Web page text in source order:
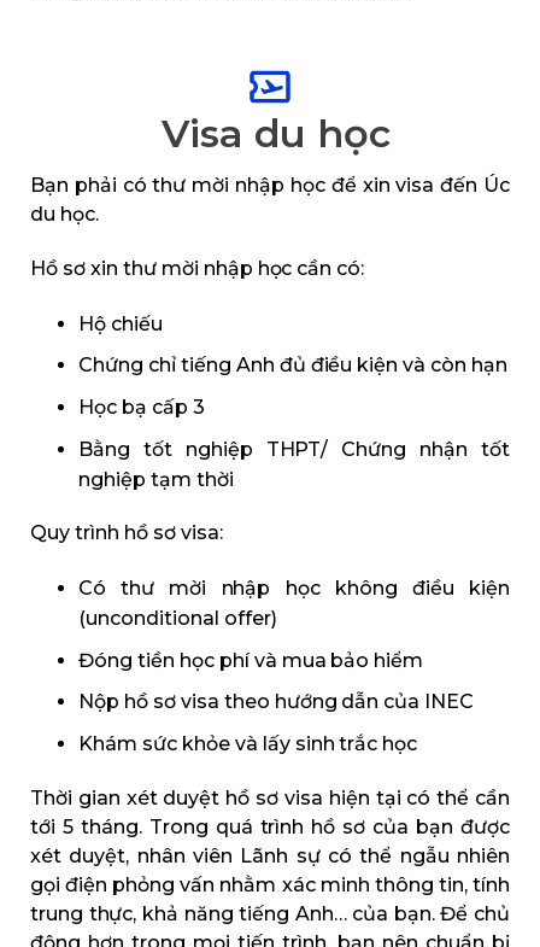
Visa du học
Bạn phải có thư mời nhập học để xin visa đến Úc
du học.
Hồ sơ xin thư mời nhập học cần có:
Hộ chiếu
Chứng chỉ tiếng Anh đủ điều kiện và còn hạn
Học bạ cấp 3
Bằng tốt nghiệp THPT/ Chứng nhận tốt
nghiệp tạm thời
Quy trình hồ sơ visa:
Có thư mời nhập học không điều kiện
(unconditional offer)
Đóng tiền học phí và mua bảo hiểm
Nộp hồ sơ visa theo hướng dẫn của INEC
Khám sức khỏe và lấy sinh trắc học
Thời gian xét duyệt hồ sơ visa hiện tại có thể cần
tới 5 tháng. Trong quá trình hồ sơ của bạn được
xét duyệt, nhân viên Lãnh sự có thể ngẫu nhiên
gọi điện phỏng vấn nhằm xác minh thông tin, tính
trung thực, khả năng tiếng Anh… của bạn. Để chủ
động hơn trong mọi tiến trình, bạn nên chuẩn bị